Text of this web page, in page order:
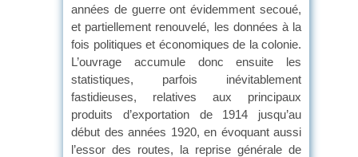
années de guerre ont évidemment secoué,
et partiellement renouvelé, les données à la
fois politiques et économiques de la colonie.
L’ouvrage accumule donc ensuite les
statistiques, parfois inévitablement
fastidieuses, relatives aux principaux
produits d’exportation de 1914 jusqu’au
début des années 1920, en évoquant aussi
l’essor des routes, la reprise générale de